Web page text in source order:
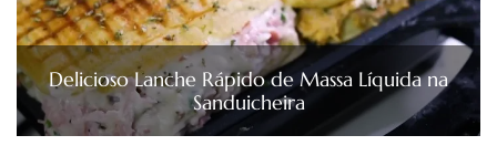
Delicioso Lanche Rápido de Massa Líquida na
Sanduicheira